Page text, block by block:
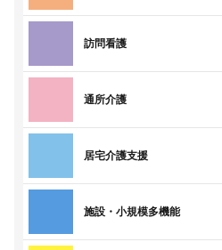
訪問看護
通所介護
居宅介護支援
施設・小規模多機能